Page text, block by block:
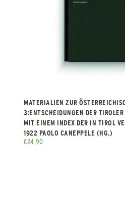
MATERIALIEN ZUR
3:ENTSCHEIDUNGEN DER
MIT EINEM INDEX DER IN TIROL
1922 PAOLO CANEPPELE (HG.)
€24,90